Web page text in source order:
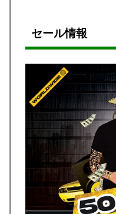
セール情報